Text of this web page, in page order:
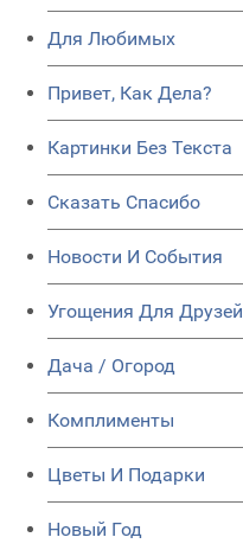
Для Любимых
Привет, Как Дела?
Картинки Без Текста
Сказать Спасибо
Новости И События
Угощения Для Друзей
Дача / Огород
Комплименты
Цветы И Подарки
Новый Год